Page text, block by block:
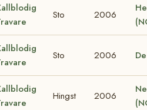
Sto 2006
Sto 2006
Hingst 2006